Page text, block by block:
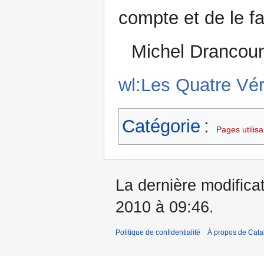
compte et de le
Michel
wl:Les Quatre
Catégorie : Pages
La dernière
2010 à 09:46.
Politique de confidentialité À propos de